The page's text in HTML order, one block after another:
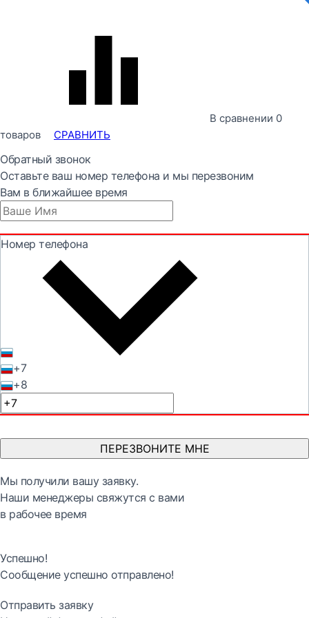
В сравнении 0
товаров
СРАВНИТЬ
Обратный звонок
Оставьте ваш номер телефона и мы перезвоним
Вам в ближайшее время
Номер телефона
+7
+8
ПЕРЕЗВОНИТЕ МНЕ
Мы получили вашу заявку.
Наши менеджеры свяжутся с вами
в рабочее время
Успешно!
Сообщение успешно отправлено!
Отправить заявку